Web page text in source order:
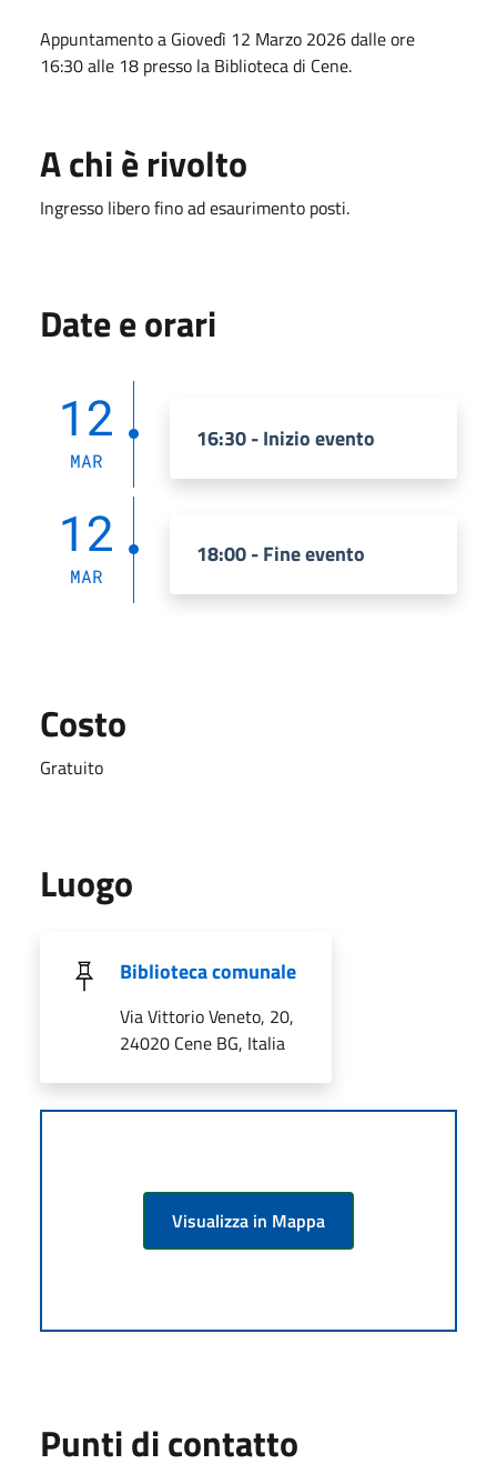
Appuntamento a Giovedì 12 Marzo 2026 dalle ore
16:30 alle 18 presso la Biblioteca di Cene.
A chi è rivolto
Ingresso libero fino ad esaurimento posti.
Date e orari
12
MAR
16:30 - Inizio evento
12
MAR
18:00 - Fine evento
Costo
Gratuito
Luogo
Biblioteca comunale
Via Vittorio Veneto, 20,
24020 Cene BG, Italia
Visualizza in Mappa
Punti di contatto